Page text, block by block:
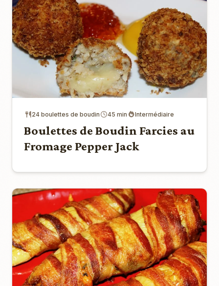
24 boulettes de boudin 45 min Intermédiaire
Boulettes de Boudin Farcies au
Fromage Pepper Jack